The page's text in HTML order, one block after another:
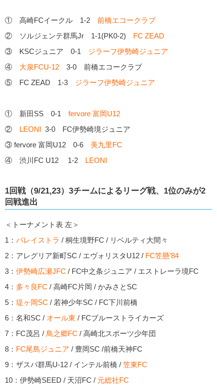
① 高崎FCイークル 1-2 前橋エコークラブ
② ソルジェンテ群馬Jr 1-1(PK0-2) FC ZEAD
③ KSCジュニア 0-1 ジラーフ伊勢崎ジュニア
④ 大泉FCU-12 3-0 前橋エコークラブ
⑤ FC ZEAD 1-3 ジラーフ伊勢崎ジュニア
① 新田SS 0-1 fervore 富岡U12
② LEONI 3-0 FC伊勢崎境ジュニア
③ fervore 富岡U12 0-6 美九里FC
④ 渋川FC U12 1-2 LEONI
1回戦（9/21,23）3チームによるリーグ戦、1位のみが2
回戦進出
＜トーナメント表 左＞
1： パレイストラ / 桐生境野FC / リベルティ大間々
2：アレグリア新町SC / エヴォリスタU12 / FC笠懸’84
3： 伊勢崎広瀬JFC / FC中之条ジュニア / エストレーラ境FC
4： 多々良FC / 高崎FC片岡 / かみさとSC
5： 堤ヶ岡SC / 若神少年SC / FC下川前橋
6：名和SC / オール東 / FCブルーストライカーズ
7：FC茂呂 / 鳥之郷FC / 高崎北スポーツ少年団
8： FC尾島ジュニア / 豊岡SC /前橋天神FC
9：ザスパ群馬U-12 / インテル前橋 / 笠東FC
10：伊勢崎SEED / 天沼FC / 元総社FC